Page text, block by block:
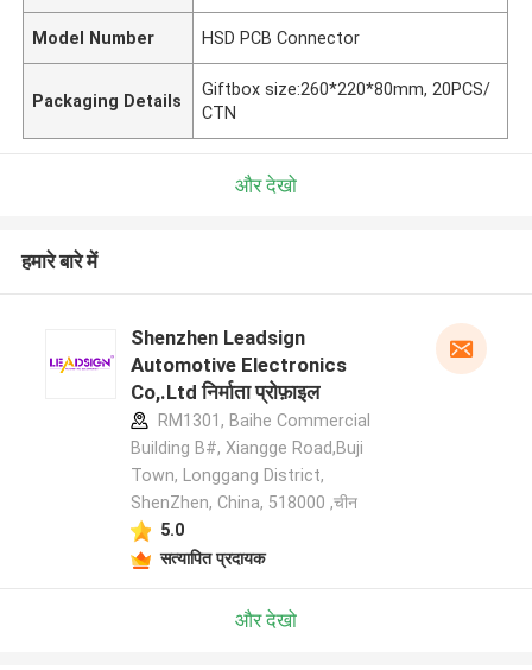
Model Number HSD PCB Connector
Packaging Details
Giftbox size:260*220*80mm, 20PCS/
CTN
और देखो
हमारे बारे में
Shenzhen Leadsign
Automotive Electronics
Co,.Ltd निर्माता प्रोफ़ाइल
RM1301, Baihe Commercial
Building B#, Xiangge Road,Buji
Town, Longgang District,
ShenZhen, China, 518000 ,चीन
5.0
सत्यापित प्रदायक
और देखो